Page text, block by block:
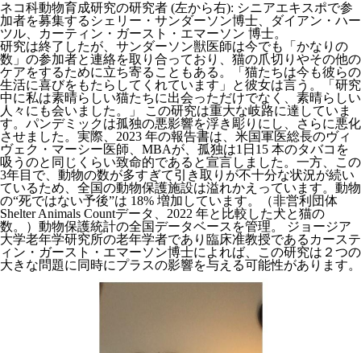
ネコ科動物育成研究の研究者 (左から右): シニアエキスポで参
加者を募集するシェリー・サンダーソン博士、ダイアン・ハー
ツル、カーティン・ガースト・エマーソン 博士。
研究は終了したが、サンダーソン獣医師は今でも「かなりの
数」の参加者と連絡を取り合っており、猫の爪切りやその他の
ケアをするために立ち寄ることもある。「猫たちは今も彼らの
生活に喜びをもたらしてくれています」と彼女は言う。「研究
中に私は素晴らしい猫たちに出会っただけでなく、素晴らしい
人々にも会いました。」 この研究は重大な岐路に達していま
す。パンデミックは孤独の悪影響を浮き彫りにし、さらに悪化
させました。実際、2023 年の報告書は、米国軍医総長のヴィ
ヴェク・マーシー医師、MBAが、孤独は1日15 本のタバコを
吸うのと同じくらい致命的であると宣言しました。一方、この
3年目で、動物の数が多すぎて引き取りが不十分な状況が続い
ているため、全国の動物保護施設は溢れかえっています。動物
の“死ではない予後”は 18% 増加しています。（非営利団体
Shelter Animals Countデータ、2022 年と比較した犬と猫の
数。）動物保護統計の全国データベースを管理。 ジョージア
大学老年学研究所の老年学者であり臨床准教授であるカーステ
ィン・ガースト・エマーソン博士によれば、この研究は２つの
大きな問題に同時にプラスの影響を与える可能性があります。